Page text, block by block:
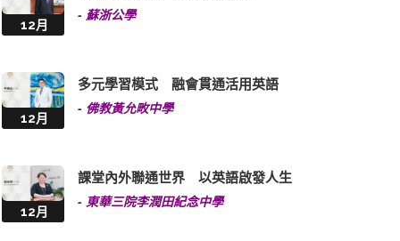
12月
- 蘇浙公學
12月
多元學習模式 融會貫通活用英語
- 佛教黃允畋中學
12月
課堂內外聯通世界 以英語啟發人生
- 東華三院李潤田紀念中學